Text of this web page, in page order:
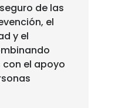
de las
el
y el
el apoyo